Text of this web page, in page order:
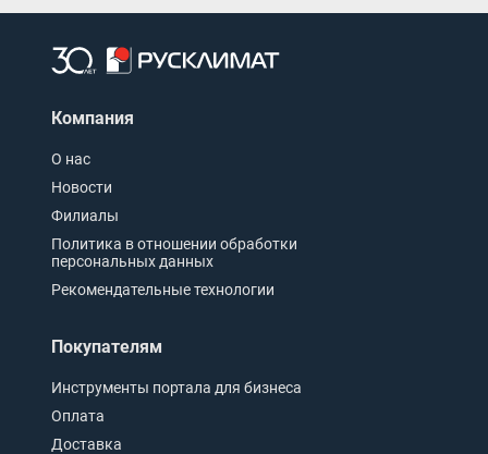
Компания
О нас
Новости
Филиалы
Политика в отношении обработки
персональных данных
Рекомендательные технологии
Покупателям
Инструменты портала для бизнеса
Оплата
Доставка